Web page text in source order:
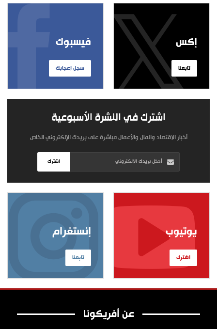
فيسبوك
سجل إعجابك
إكس
تابعنا
اشترك في النشرة الأسبوعية
أخبار الاقتصاد والمال والأعمال مباشرة على بريدك الإلكتروني الخاص
اشترك
إنستغرام
تابعنا
يوتيوب
اشترك
عن أفريكونا